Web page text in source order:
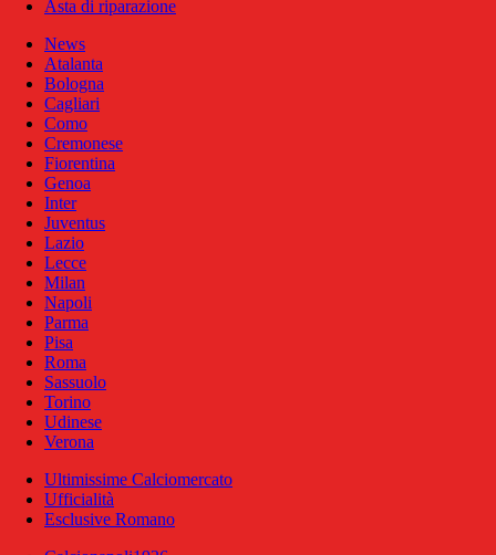
Asta di riparazione
News
Atalanta
Bologna
Cagliari
Como
Cremonese
Fiorentina
Genoa
Inter
Juventus
Lazio
Lecce
Milan
Napoli
Parma
Pisa
Roma
Sassuolo
Torino
Udinese
Verona
Ultimissime Calciomercato
Ufficialità
Esclusive Romano